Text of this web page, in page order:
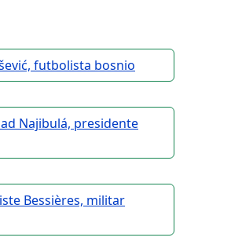
futbolista bosnio
Najibulá, presidente
Bessières, militar